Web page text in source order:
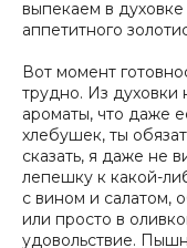
выпекаем в
аппетитного
Вот момент
трудно. Из духовки
ароматы, что даже
хлебушек, ты
сказать, я даже не
лепешку к какой-
с вином и салатом,
или просто в
удовольствие.